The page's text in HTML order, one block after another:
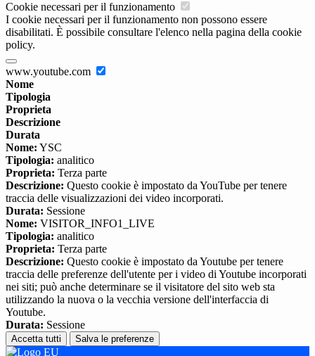
Cookie necessari per il funzionamento
I cookie necessari per il funzionamento non possono essere
disabilitati. È possibile consultare l'elenco nella pagina della cookie
policy.
www.youtube.com
Nome
Tipologia
Proprieta
Descrizione
Durata
Nome: YSC
Tipologia: analitico
Proprieta: Terza parte
Descrizione: Questo cookie è impostato da YouTube per tenere
traccia delle visualizzazioni dei video incorporati.
Durata: Sessione
Nome: VISITOR_INFO1_LIVE
Tipologia: analitico
Proprieta: Terza parte
Descrizione: Questo cookie è impostato da Youtube per tenere
traccia delle preferenze dell'utente per i video di Youtube incorporati
nei siti; può anche determinare se il visitatore del sito web sta
utilizzando la nuova o la vecchia versione dell'interfaccia di
Youtube.
Durata: Sessione
Accetta tutti Salva le preferenze